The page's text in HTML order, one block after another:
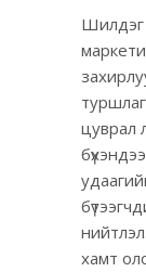
Шилдэг
цуврал
хамт